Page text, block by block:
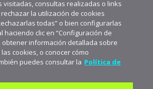
visitadas, consultas realizadas o links
la utilización de cookies
todas” o bien configurarlas
haciendo clic en “Configuración de
obtener información detallada sobre
cookies, o conocer cómo
puedes consultar la Política de